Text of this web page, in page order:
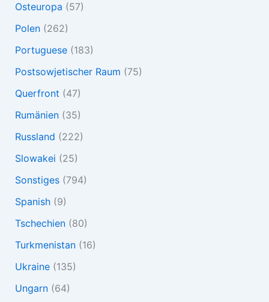
Osteuropa (57)
Polen(262)
Portuguese(183)
Postsowjetischer Raum (75)
Querfront (47)
Rumänien(35)
Russland (222)
Slowakei (25)
Sonstiges(794)
Spanish(9)
Tschechien(80)
Turkmenistan(16)
Ukraine(135)
Ungarn(64)